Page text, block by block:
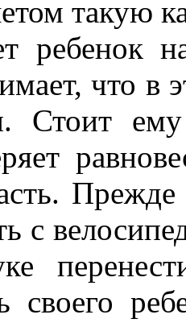
такую
ребенок
что в
Стоит ему
с
своего